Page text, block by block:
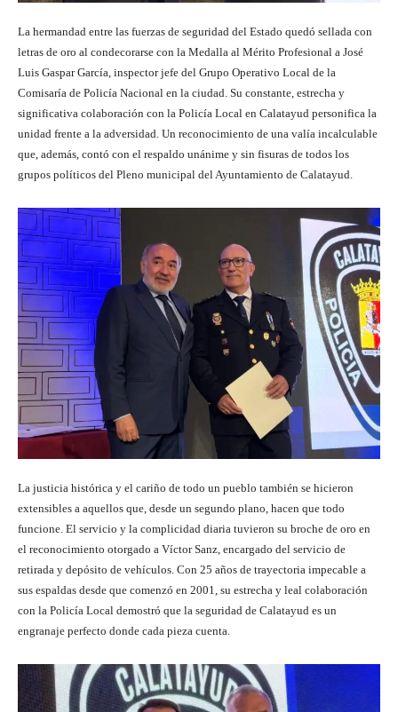
La hermandad entre las fuerzas de seguridad del Estado quedó sellada con
letras de oro al condecorarse con la Medalla al Mérito Profesional a José
Luis Gaspar García, inspector jefe del Grupo Operativo Local de la
Comisaría de Policía Nacional en la ciudad. Su constante, estrecha y
significativa colaboración con la Policía Local en Calatayud personifica la
unidad frente a la adversidad. Un reconocimiento de una valía incalculable
que, además, contó con el respaldo unánime y sin fisuras de todos los
grupos políticos del Pleno municipal del Ayuntamiento de Calatayud.
La justicia histórica y el cariño de todo un pueblo también se hicieron
extensibles a aquellos que, desde un segundo plano, hacen que todo
funcione. El servicio y la complicidad diaria tuvieron su broche de oro en
el reconocimiento otorgado a Víctor Sanz, encargado del servicio de
retirada y depósito de vehículos. Con 25 años de trayectoria impecable a
sus espaldas desde que comenzó en 2001, su estrecha y leal colaboración
con la Policía Local demostró que la seguridad de Calatayud es un
engranaje perfecto donde cada pieza cuenta.